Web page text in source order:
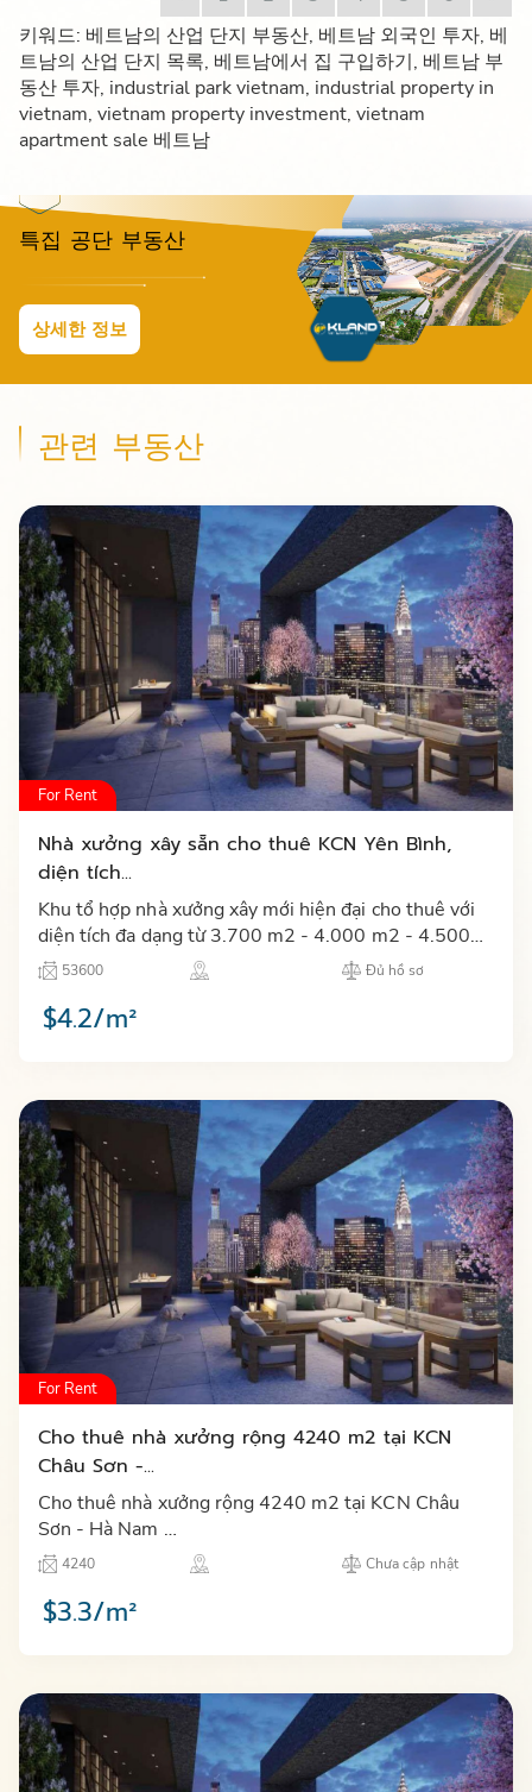
키워드: 베트남의 산업 단지 부동산, 베트남 외국인 투자, 베
트남의 산업 단지 목록, 베트남에서 집 구입하기, 베트남 부
동산 투자, industrial park vietnam, industrial property in
vietnam, vietnam property investment, vietnam
apartment sale 베트남
특집 공단 부동산
상세한 정보
관련 부동산
For Rent
Nhà xưởng xây sẵn cho thuê KCN Yên Bình,
diện tích...
Khu tổ hợp nhà xưởng xây mới hiện đại cho thuê với
diện tích đa dạng từ 3.700 m2 - 4.000 m2 - 4.500
m2 - 6.500 m2 tại khu công nghiệp Yên Bình tỉnh
Thái Nguyên…
53600 Đủ hồ sơ
$4.2/m²
For Rent
Cho thuê nhà xưởng rộng 4240 m2 tại KCN
Châu Sơn -...
Cho thuê nhà xưởng rộng 4240 m2 tại KCN Châu
Sơn - Hà Nam …
4240 Chưa cập nhật
$3.3/m²